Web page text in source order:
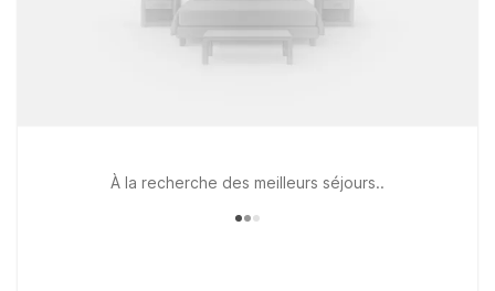
À la recherche des meilleurs séjours..